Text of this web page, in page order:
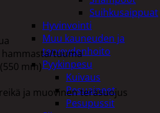
Suihkusaippuat
Hyvinvointi
Muu kauneuden ja
terveydenhoito
Pyykinpesu
Kuivaus
Pesuaineet
Pesupussit
hammasta/tuuma
mm)
ja muovinen teräsuojus